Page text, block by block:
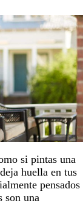
si pintas una
huella en tus
pensados
son una